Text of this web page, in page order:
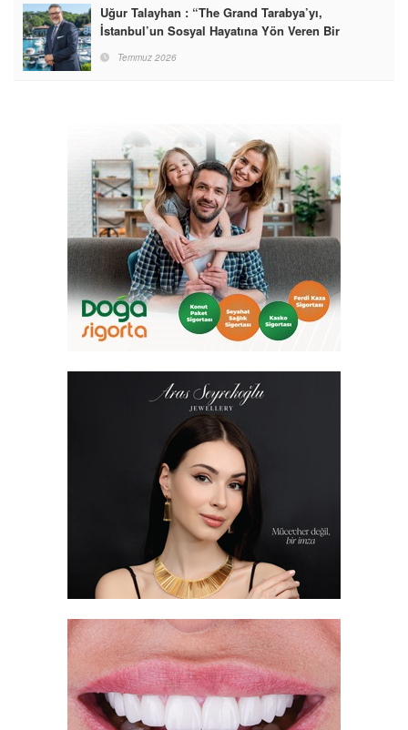
Uğur Talayhan : “The Grand Tarabya’yı,
İstanbul’un Sosyal Hayatına Yön Veren Bir
Destinasyon Haline Getirmeyi Hedefliyorum”
Temmuz 2026